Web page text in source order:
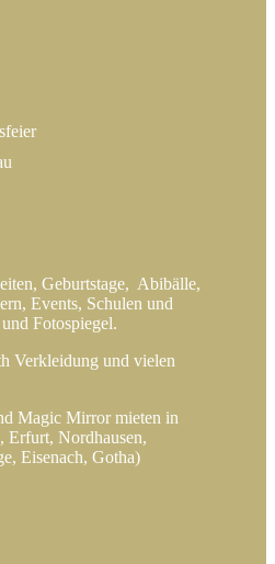
Geburtstage, Abibälle,
Events, Schulen und
Fotospiegel.
Verkleidung und vielen
Magic Mirror mieten in
Erfurt, Nordhausen,
Eisenach, Gotha)